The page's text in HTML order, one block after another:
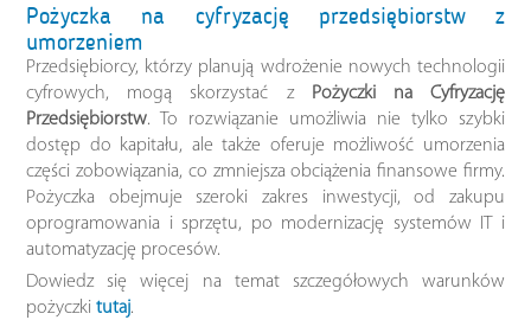
Pożyczka na cyfryzację przedsiębiorstw z
umorzeniem
Przedsiębiorcy, którzy planują wdrożenie nowych technologii
cyfrowych, mogą skorzystać z Pożyczki na Cyfryzację
Przedsiębiorstw. To rozwiązanie umożliwia nie tylko szybki
dostęp do kapitału, ale także oferuje możliwość umorzenia
części zobowiązania, co zmniejsza obciążenia finansowe firmy.
Pożyczka obejmuje szeroki zakres inwestycji, od zakupu
oprogramowania i sprzętu, po modernizację systemów IT i
automatyzację procesów.
Dowiedz się więcej na temat szczegółowych warunków
pożyczkitutaj.